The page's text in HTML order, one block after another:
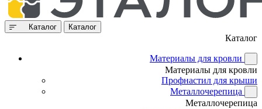
Каталог Каталог
Каталог
Материалы для кровли
Материалы для кровли
Профнастил для крыши
Металлочерепица
Металлочерепица